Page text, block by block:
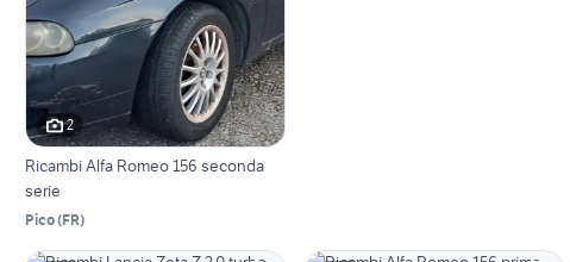
2
Ricambi Alfa Romeo 156 seconda
serie
Pico(FR)